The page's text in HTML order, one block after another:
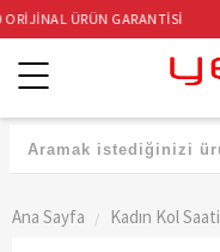
ÜRÜN GARANTİSİ
Kategoriler
Ana Sayfa Kadın Kol Saati